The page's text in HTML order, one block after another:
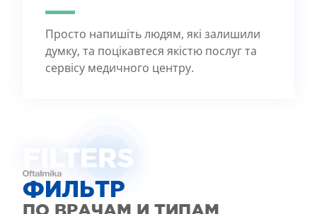
Просто напишіть людям, які залишили
думку, та поцікавтеся якістю послуг та
сервісу медичного центру.
FILTERS
ФИЛЬТР
ПО ВРАЧАМ И ТИПАМ